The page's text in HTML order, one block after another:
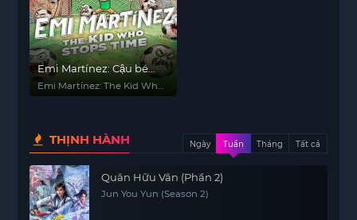
Emi Martínez: Cậu bé
ngừng thời gian
Emi Martínez: The Kid Who
THỊNH HÀNH Ngày Tuần Tháng Tất cả
Quân Hữu Vân (Phần 2)
Jun You Yun (Season 2)